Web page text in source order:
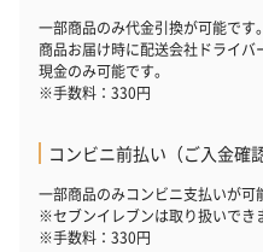
一部商品のみ代金引換が可能です。
商品お届け時に配送会社ドライ
現金のみ可能です。
※手数料：330円
コンビニ前払い（ご入金確
一部商品のみコンビニ支払いが可
※セブンイレブンは取り扱いでき
※手数料：330円